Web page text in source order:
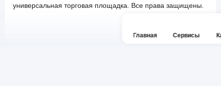
Главная Сервисы
универсальная торговая площадка. Все права защищены.